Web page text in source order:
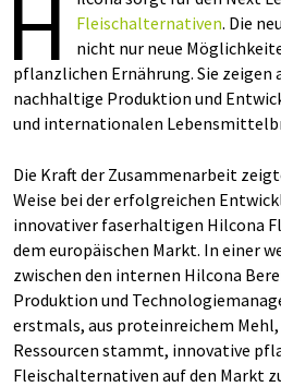
H
Fleischalternativen. Die
nicht nur neue
pflanzlichen Ernährung. Sie zeigen
nachhaltige Produktion und
und internationalen
Die Kraft der Zusammenarbeit
Weise bei der erfolgreichen
innovativer faserhaltigen Hilcona
dem europäischen Markt. In einer
zwischen den internen Hilcona
Produktion und
erstmals, aus proteinreichem Mehl,
Ressourcen stammt, innovative
Fleischalternativen auf den Markt